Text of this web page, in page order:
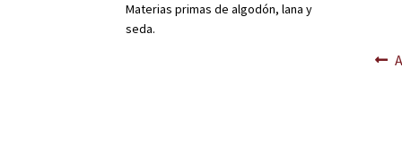
Materias primas de algodón, lana y
seda.